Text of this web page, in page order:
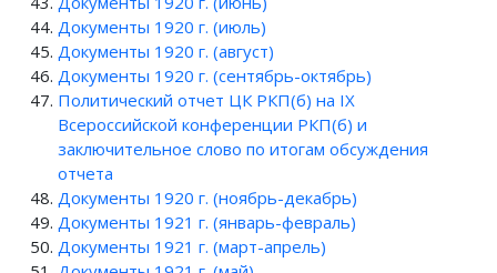
Документы 1920 г. (июль)
Документы 1920 г. (август)
Документы 1920 г. (сентябрь-октябрь)
Политический отчет ЦК РКП(б) на IX
Всероссийской конференции РКП(б) и
заключительное слово по итогам обсуждения
отчета
Документы 1920 г. (ноябрь-декабрь)
Документы 1921 г. (январь-февраль)
Документы 1921 г. (март-апрель)